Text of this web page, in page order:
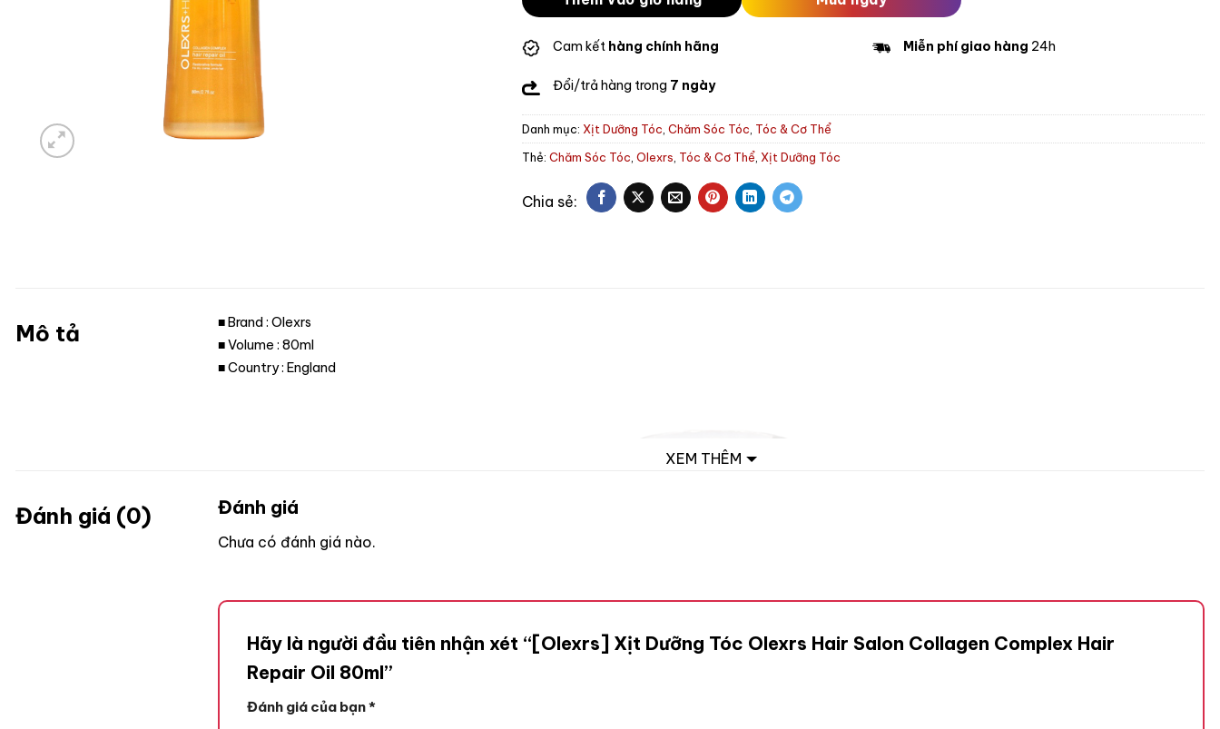
Cam kết hàng chính hãng Miễn phí giao hàng 24h
Đổi/trả hàng trong 7 ngày
Danh mục: Xịt Dưỡng Tóc,Chăm Sóc Tóc, Tóc & Cơ Thể
Thẻ:Chăm Sóc Tóc,Olexrs, Tóc & Cơ Thể, Xịt Dưỡng Tóc
Mô tả
■ Brand : Olexrs
■ Volume : 80ml
■ Country : England
XEM THÊM
Đánh giá (0) Đánh giá
Chưa có đánh giá nào.
Hãy là người đầu tiên nhận xét “[Olexrs] Xịt Dưỡng Tóc Olexrs Hair Salon Collagen Complex Hair
Repair Oil 80ml”
Đánh giá của bạn*